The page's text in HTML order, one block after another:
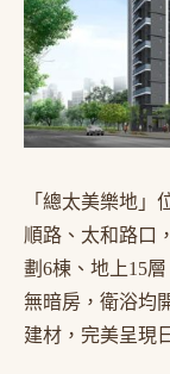
「總太美樂地」
順路、太和路口
劃6棟、地上15
無暗房，衛浴均
建材，完美呈現